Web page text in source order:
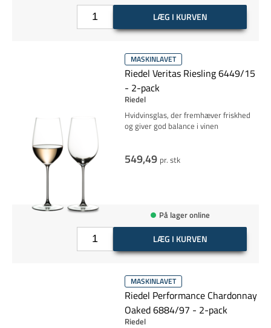
LÆG I KURVEN
MASKINLAVET
Riedel Veritas Riesling 6449/15
- 2-pack
Riedel
Hvidvinsglas, der fremhæver friskhed
og giver god balance i vinen
549,49 pr. stk
På lager online
LÆG I KURVEN
MASKINLAVET
Riedel Performance Chardonnay
Oaked 6884/97 - 2-pack
Riedel